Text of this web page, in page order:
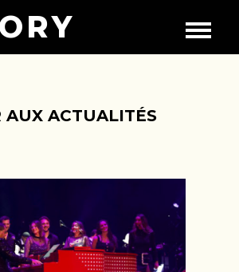
AUX ACTUALITÉS